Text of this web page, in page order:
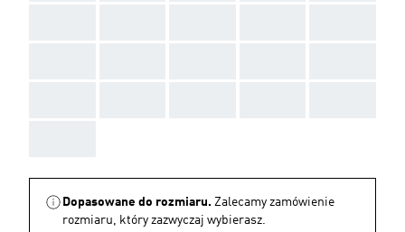
Dopasowane do rozmiaru. Zalecamy zamówienie
rozmiaru, który zazwyczaj wybierasz.